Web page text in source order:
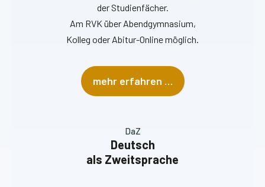
der Studienfächer.
Am RVK über Abendgymnasium,
Kolleg oder Abitur-Online möglich.
mehr erfahren …
DaZ
Deutsch
als Zweitsprache